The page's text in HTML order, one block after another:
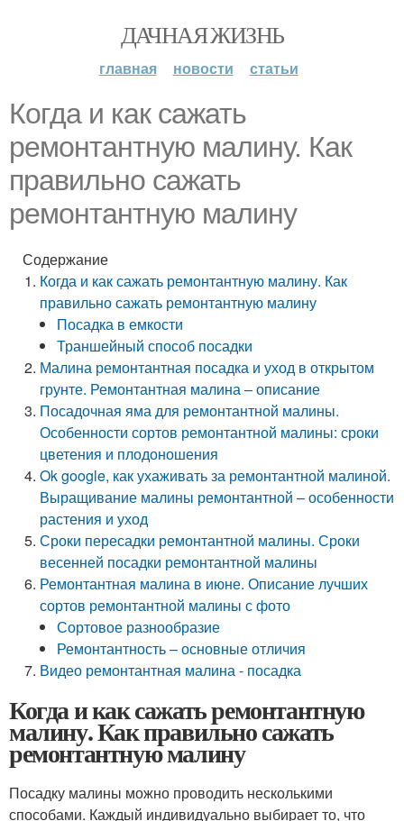
ДАЧНАЯ ЖИЗНЬ
главная новости статьи
Когда и как сажать
ремонтантную малину. Как
правильно сажать
ремонтантную малину
Содержание
Когда и как сажать ремонтантную малину. Как
правильно сажать ремонтантную малину
Посадка в емкости
Траншейный способ посадки
Малина ремонтантная посадка и уход в открытом
грунте. Ремонтантная малина – описание
Посадочная яма для ремонтантной малины.
Особенности сортов ремонтантной малины: сроки
цветения и плодоношения
Ok google, как ухаживать за ремонтантной малиной.
Выращивание малины ремонтантной – особенности
растения и уход
Сроки пересадки ремонтантной малины. Сроки
весенней посадки ремонтантной малины
Ремонтантная малина в июне. Описание лучших
сортов ремонтантной малины с фото
Сортовое разнообразие
Ремонтантность – основные отличия
Видео ремонтантная малина - посадка
Когда и как сажать ремонтантную
малину. Как правильно сажать
ремонтантную малину
Посадку малины можно проводить несколькими
способами. Каждый индивидуально выбирает то, что